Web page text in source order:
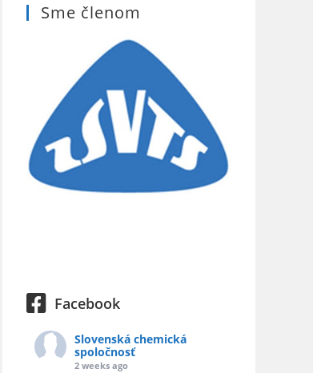
Sme členom
Facebook
Slovenská chemická
spoločnosť
2 weeks ago